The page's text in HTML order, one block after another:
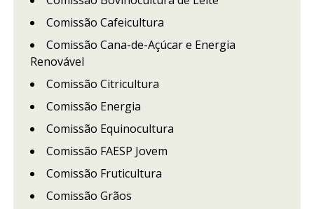
Comissão Cafeicultura
Comissão Cana-de-Açúcar e Energia
Renovável
Comissão Citricultura
Comissão Energia
Comissão Equinocultura
Comissão FAESP Jovem
Comissão Fruticultura
Comissão Grãos